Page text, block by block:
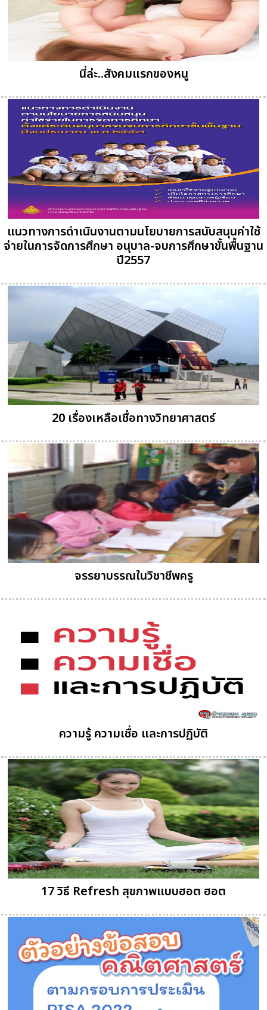
นี่ล่ะ..สังคมแรกของหนู
แนวทางการดำเนินงานตามนโยบายการสนับสนุนค่าใช้
จ่ายในการจัดการศึกษา อนุบาล-จบการศึกษาขั้นพื้นฐาน
ปี2557
20 เรื่องเหลือเชื่อทางวิทยาศาสตร์
จรรยาบรรณในวิชาชีพครู
ความรู้ ความเชื่อ และการปฏิบัติ
17 วิธี Refresh สุขภาพแบบฮอต ฮอต